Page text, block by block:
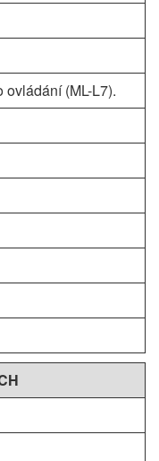
(ML-L7).